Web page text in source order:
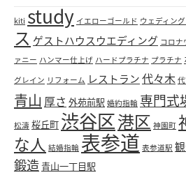
kiti study イエローゴールド ウェディン
ス ゲストハウスウエディング コロナ
ァニー ハンマー仕上げ ハードプラチナ プラチナ
グレイン リフォーム レストラン代々木
青山 厚さ 外苑前駅 婚約指輪 専門式
松濤 桜丘町 渋谷区港区 神園町
な人 結婚指輪 表参道 表参道駅
鍛造青山一丁目駅